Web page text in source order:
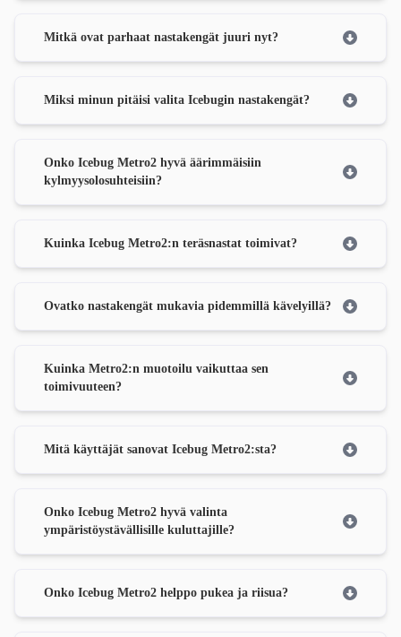
Mitkä ovat parhaat nastakengät juuri nyt?
Miksi minun pitäisi valita Icebugin nastakengät?
Onko Icebug Metro2 hyvä äärimmäisiin
kylmyysolosuhteisiin?
Kuinka Icebug Metro2:n teräsnastat toimivat?
Ovatko nastakengät mukavia pidemmillä kävelyillä?
Kuinka Metro2:n muotoilu vaikuttaa sen
toimivuuteen?
Mitä käyttäjät sanovat Icebug Metro2:sta?
Onko Icebug Metro2 hyvä valinta
ympäristöystävällisille kuluttajille?
Onko Icebug Metro2 helppo pukea ja riisua?